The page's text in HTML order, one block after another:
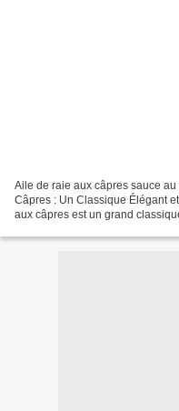
Aile de raie aux câpres sauce
Câpres : Un Classique Élégant
aux câpres est un grand